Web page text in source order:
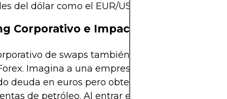
del dólar como el EUR/USD, GBP/USD y USD/
Corporativo e Impacto en el Mercado
de swaps también puede repercutir en
Imagina a una empresa multinacional de
deuda en euros pero obteniendo ingresos en
de petróleo. Al entrar en un swap,